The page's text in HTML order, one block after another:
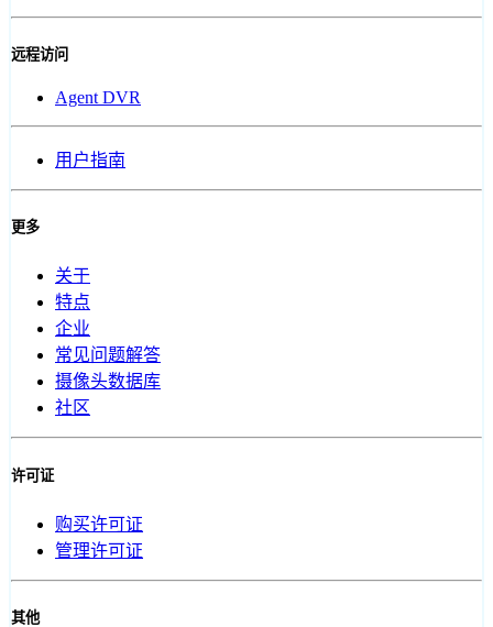
远程访问
Agent DVR
用户指南
更多
关于
特点
企业
常见问题解答
摄像头数据库
社区
许可证
购买许可证
管理许可证
其他